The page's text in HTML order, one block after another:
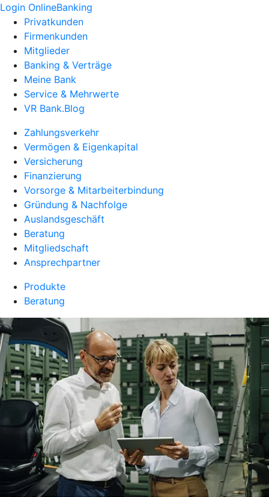
Login OnlineBanking
Privatkunden
Firmenkunden
Mitglieder
Banking & Verträge
Meine Bank
Service & Mehrwerte
VR Bank.Blog
Zahlungsverkehr
Vermögen & Eigenkapital
Versicherung
Finanzierung
Vorsorge & Mitarbeiterbindung
Gründung & Nachfolge
Auslandsgeschäft
Beratung
Mitgliedschaft
Ansprechpartner
Produkte
Beratung